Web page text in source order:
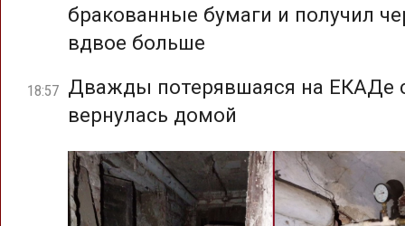
бракованные бумаги и получил
вдвое больше
18:57 Дважды потерявшаяся на ЕКАДе
вернулась домой